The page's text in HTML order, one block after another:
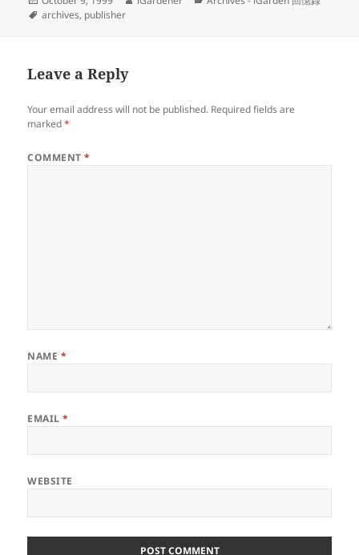
iGardener 一九九九年九月
on
Tags
archives, publisher
Leave a Reply
Your email address will not be published. Required fields are
marked*
COMMENT*
NAME *
EMAIL*
WEBSITE